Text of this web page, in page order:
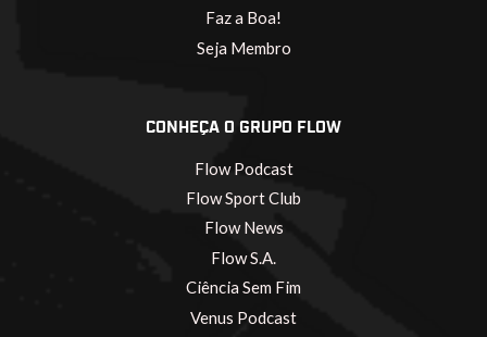
Faz a Boa!
Seja Membro
CONHEÇA O GRUPO FLOW
Flow Podcast
Flow Sport Club
Flow News
Flow S.A.
Ciência Sem Fim
Venus Podcast